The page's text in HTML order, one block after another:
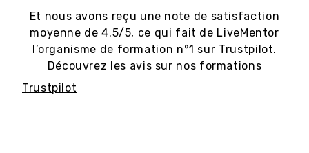
Et nous avons reçu une note de satisfaction
moyenne de 4.5/5, ce qui fait de LiveMentor
l’organisme de formation n°1 sur Trustpilot.
Découvrez les avis sur nos formations
Trustpilot